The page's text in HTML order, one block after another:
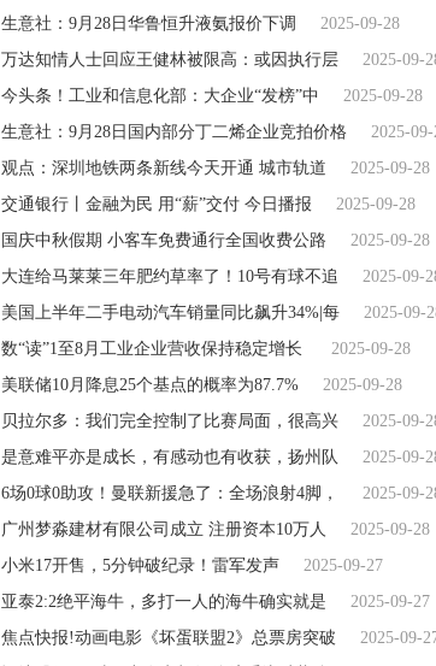
生意社：9月28日华鲁恒升液氨报价下调
2025-09-28
万达知情人士回应王健林被限高：或因执行层
2025-09-
今头条！工业和信息化部：大企业“发榜”中
2025-09-28
生意社：9月28日国内部分丁二烯企业竞拍价格
2025-
观点：深圳地铁两条新线今天开通 城市轨道
2025-09-28
交通银行丨金融为民 用“薪”交付 今日播报
2025-09-28
国庆中秋假期 小客车免费通行全国收费公路
2025-09-28
大连给马莱莱三年肥约草率了！10号有球不追
2025-09-
美国上半年二手电动汽车销量同比飙升34%|每
2025-09-
数“读”1至8月工业企业营收保持稳定增长
2025-09-28
美联储10月降息25个基点的概率为87.7%
2025-09-28
贝拉尔多：我们完全控制了比赛局面，很高兴
2025-09-
是意难平亦是成长，有感动也有收获，扬州队
2025-09-
6场0球0助攻！曼联新援急了：全场浪射4脚，
2025-09-
广州梦淼建材有限公司成立 注册资本10万人
2025-09-28
小米17开售，5分钟破纪录！雷军发声
2025-09-27
亚泰2:2绝平海牛，多打一人的海牛确实就是
2025-09-27
焦点快报!动画电影《坏蛋联盟2》总票房突破
2025-09-